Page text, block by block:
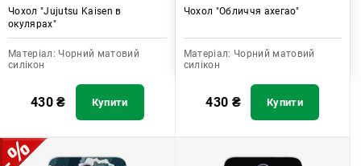
Чохол "Jujutsu Kaisen в
окулярах"
Матеріал: Чорний матовий
силікон
430₴ Купити
Чохол "Обличчя ахегао"
Матеріал: Чорний матовий
силікон
430 ₴ Купити